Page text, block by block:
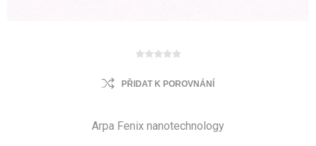
PŘIDAT K POROVNÁNÍ
Arpa Fenix nanotechnology